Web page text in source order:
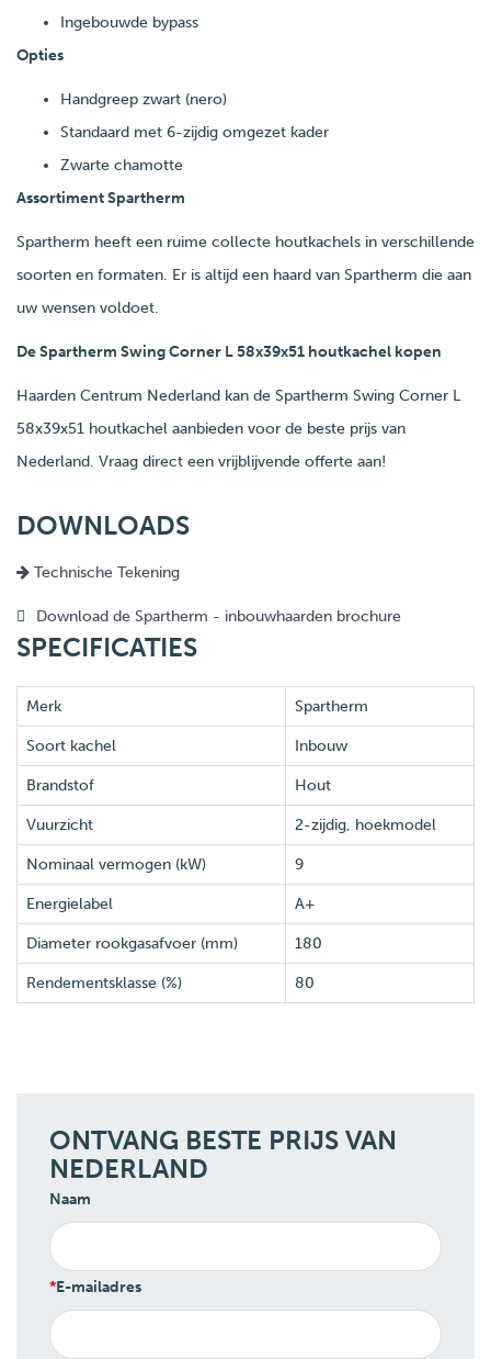
Ingebouwde bypass
Opties
Handgreep zwart (nero)
Standaard met 6-zijdig omgezet kader
Zwarte chamotte
Assortiment Spartherm
Spartherm heeft een ruime collecte houtkachels in verschillende
soorten en formaten. Er is altijd een haard van Spartherm die aan
uw wensen voldoet.
De Spartherm Swing Corner L 58x39x51 houtkachel kopen
Haarden Centrum Nederland kan de Spartherm Swing Corner L
58x39x51 houtkachel aanbieden voor de beste prijs van
Nederland. Vraag direct een vrijblijvende offerte aan!
DOWNLOADS
Technische Tekening
Download de Spartherm - inbouwhaarden brochure
SPECIFICATIES
Merk Spartherm
Soort kachel Inbouw
Brandstof Hout
Vuurzicht 2-zijdig, hoekmodel
Nominaal vermogen (kW) 9
Energielabel A+
Diameter rookgasafvoer (mm) 180
Rendementsklasse (%) 80
ONTVANG BESTE PRIJS VAN
NEDERLAND
Naam
E-mailadres